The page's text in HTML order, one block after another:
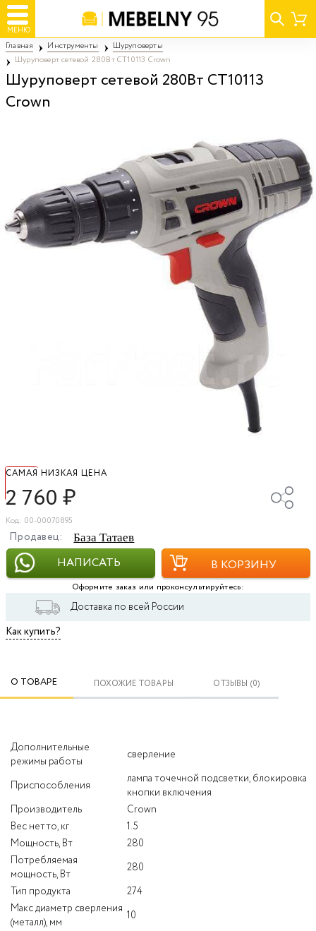
МЕНЮ
Главная Инструменты
Шуруповерты
Шуруповерт сетевой 280Вт CT10113 Crown
Шуруповерт сетевой 280Вт CT10113
Crown
САМАЯ НИЗКАЯ ЦЕНА
2 760₽
Код: 00-00070895
Продавец: База Татаев
НАПИСАТЬ В КОРЗИНУ
Оформите заказ или проконсультируйтесь:
Доставка по всей России
Как купить?
О ТОВАРЕ ПОХОЖИЕ ТОВАРЫ ОТЗЫВЫ (0)
Дополнительные
режимы работы
сверление
Приспособления
лампа точечной подсветки, блокировка
кнопки включения
Производитель
Crown
Вес нетто, кг
1.5
Мощность, Вт
280
Потребляемая
мощность, Вт
280
Тип продукта
274
Макс диаметр сверления
(металл), мм
10